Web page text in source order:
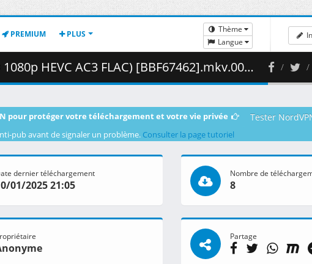
PREMIUM PLUS
Thème
Langue
AC3 FLAC) [BBF67462].mkv.002 ( 316.43 MB )
pour protéger votre téléchargement et votre vie privée Tester
pub avant de signaler un problème. Consulter la page tutoriel
dernier téléchargement
01/2025 21:05
Nombre de
8
Partage